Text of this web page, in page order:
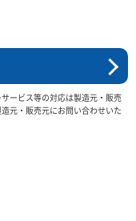
ービス等の対応は製造元・販売
元・販売元にお問い合わせいた